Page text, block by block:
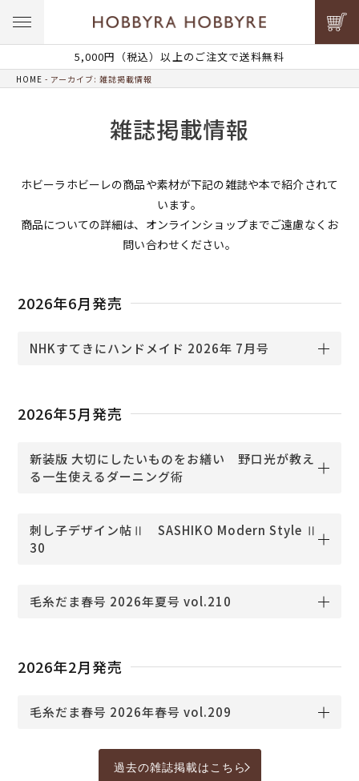
5,000円（税込）以上のご注文で送料無料
HOME アーカイブ: 雑誌掲載情報
雑誌掲載情報
ホビーラホビーレの商品や素材が下記の雑誌や本で紹介されて
います。
商品についての詳細は、オンラインショップまでご遠慮なくお
問い合わせください。
2026年6月発売
NHKすてきにハンドメイド 2026年 7月号
2026年5月発売
新装版 大切にしたいものをお繕い 野口光が教え
る一生使えるダーニング術
刺し子デザイン帖Ⅱ SASHIKO Modern Style Ⅱ
30
毛糸だま春号 2026年夏号 vol.210
2026年2月発売
毛糸だま春号 2026年春号 vol.209
過去の雑誌掲載はこちら